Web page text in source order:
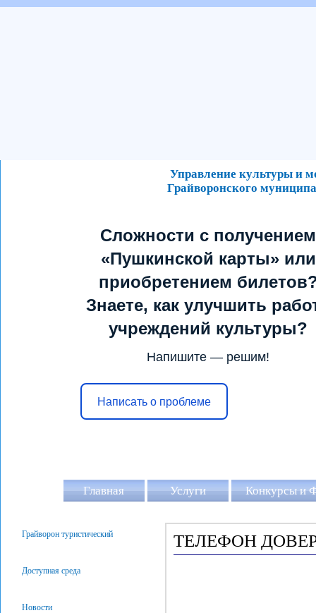
Управление культуры и
Грайворонского
Сложности с получением
«Пушкинской карты» или
приобретением
Знаете, как улучшить
учреждений культуры?
Напишите — решим!
Написать о проблеме
Главная Услуги Конкурсы и
Грайворон туристический
Доступная среда
Новости
ТЕЛЕФОН